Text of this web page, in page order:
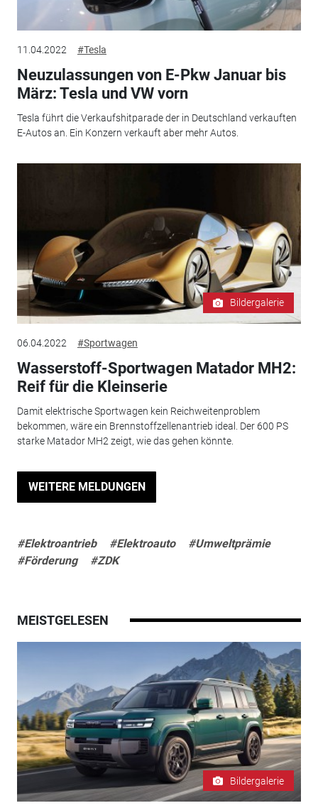
11.04.2022 #Tesla
Neuzulassungen von E-Pkw Januar bis
März: Tesla und VW vorn
Tesla führt die Verkaufshitparade der in Deutschland verkauften
E-Autos an. Ein Konzern verkauft aber mehr Autos.
Bildergalerie
06.04.2022 #Sportwagen
Wasserstoff-Sportwagen Matador MH2:
Reif für die Kleinserie
Damit elektrische Sportwagen kein Reichweitenproblem
bekommen, wäre ein Brennstoffzellenantrieb ideal. Der 600 PS
starke Matador MH2 zeigt, wie das gehen könnte.
WEITERE MELDUNGEN
#Elektroantrieb #Elektroauto
#Umweltprämie
#Förderung
#ZDK
MEISTGELESEN
Bildergalerie